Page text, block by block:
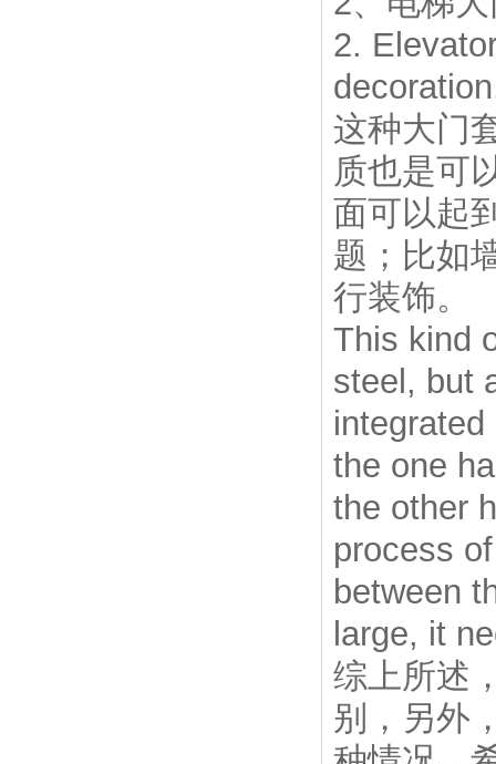
2.
这种大门
质也是可
面可以起
题；比如
行装饰。
This kind
steel, but
the one
the other
process
between
large, it
综上所述
别，另外